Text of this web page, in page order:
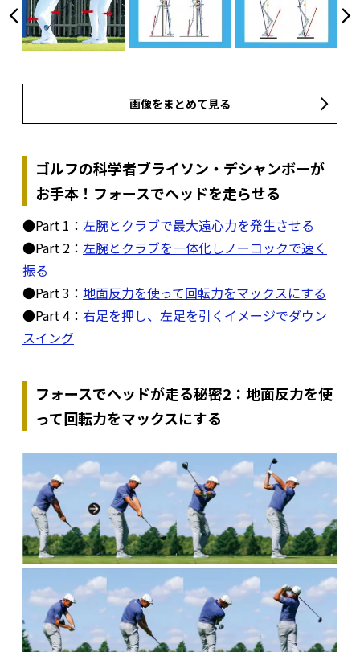
画像をまとめて見る
ゴルフの科学者ブライソン・デシャンボーが
お手本！フォースでヘッドを走らせる
●Part 1： 左腕とクラブで最大遠心力を発生させる
●Part 2： 左腕とクラブを一体化しノーコックで速く
振る
●Part 3： 地面反力を使って回転力をマックスにする
●Part 4： 右足を押し、左足を引くイメージでダウン
スイング
フォースでヘッドが走る秘密2：地面反力を使
って回転力をマックスにする